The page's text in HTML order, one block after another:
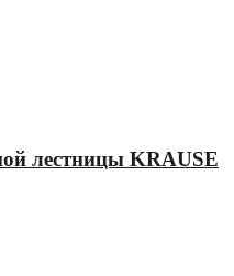
лестницы KRAUSE